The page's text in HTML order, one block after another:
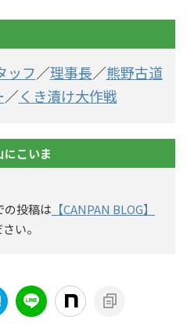
ッフ／理事長／熊野古道
／くき漬け大作戦
にこいま
の投稿は 【CANPAN BLOG】
い。